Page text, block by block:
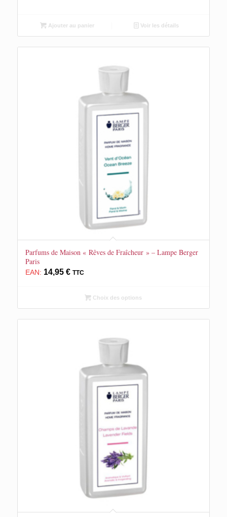
Ajouter au panier Voir les détails
Parfums de Maison « Rêves de Fraîcheur » – Lampe Berger
Paris
EAN: 14,95 € TTC
Choix des options